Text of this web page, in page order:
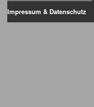
Impressum & Datenschutz